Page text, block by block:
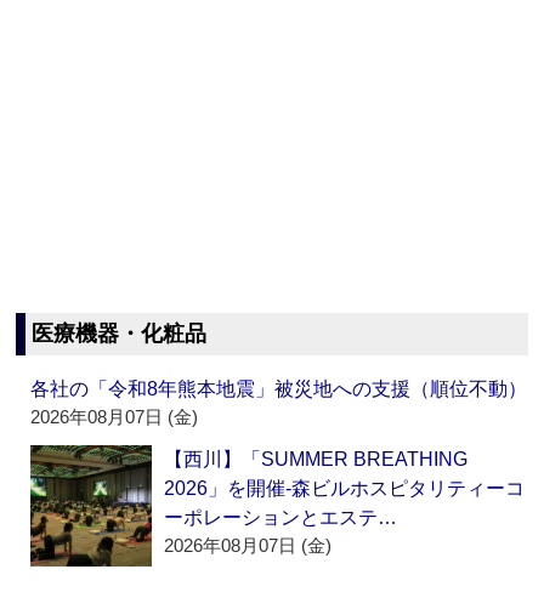
医療機器・化粧品
各社の「令和8年熊本地震」被災地への支援（順位不動）
2026年08月07日 (金)
【西川】「SUMMER BREATHING
2026」を開催‐森ビルホスピタリティーコ
ーポレーションとエステ…
2026年08月07日 (金)